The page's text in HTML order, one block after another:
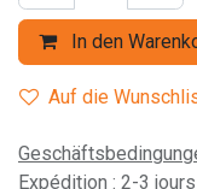
In den
Auf die
Expédition : 2-3